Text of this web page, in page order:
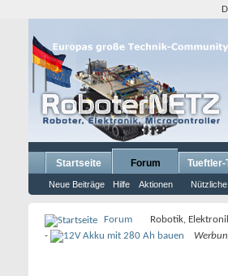
Startseite Forum
Neue Beiträge Hilfe Aktionen
Tueftler-
Forum
Robotik,
-